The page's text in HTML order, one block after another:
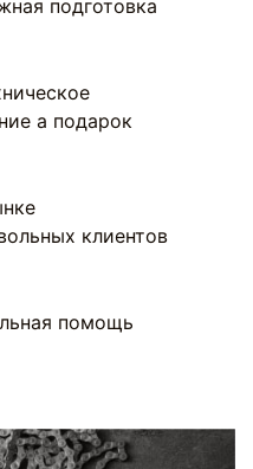
подготовка
а подарок
клиентов
помощь